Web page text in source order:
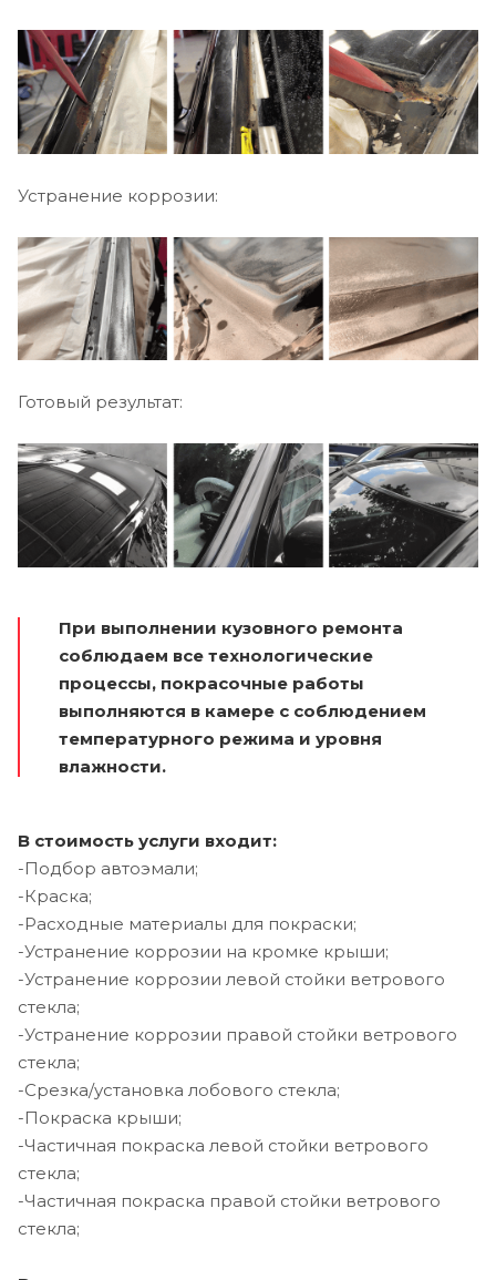
Устранение коррозии:
Готовый результат:
При выполнении кузовного ремонта
соблюдаем все технологические
процессы, покрасочные работы
выполняются в камере с соблюдением
температурного режима и уровня
влажности.
В стоимость услуги входит:
-Подбор автоэмали;
-Краска;
-Расходные материалы для покраски;
-Устранение коррозии на кромке крыши;
-Устранение коррозии левой стойки ветрового
стекла;
-Устранение коррозии правой стойки ветрового
стекла;
-Срезка/установка лобового стекла;
-Покраска крыши;
-Частичная покраска левой стойки ветрового
стекла;
-Частичная покраска правой стойки ветрового
стекла;